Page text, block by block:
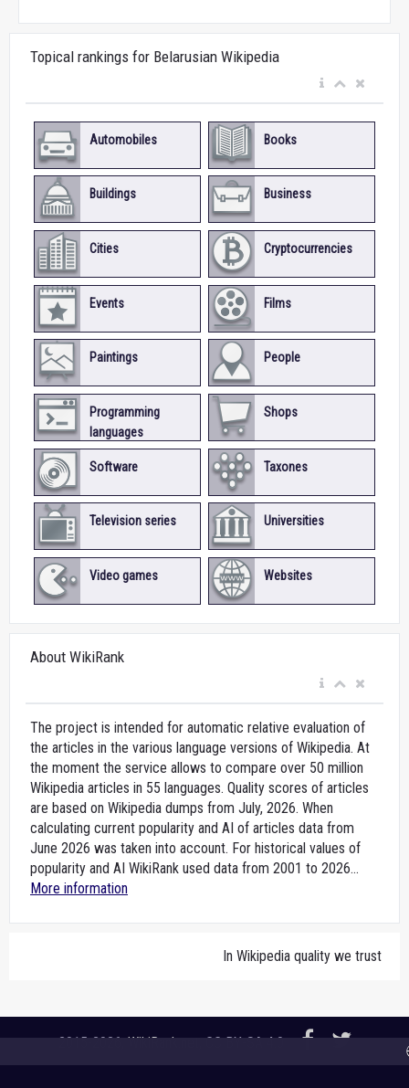
Topical rankings for Belarusian Wikipedia
Automobiles Books
Buildings Business
Cities Cryptocurrencies
Events Films
Paintings People
Programming
languages
Shops
Software Taxones
Television series Universities
Video games Websites
About WikiRank
The project is intended for automatic relative evaluation of
the articles in the various language versions of Wikipedia. At
the moment the service allows to compare over 50 million
Wikipedia articles in 55 languages. Quality scores of articles
are based on Wikipedia dumps from July, 2026. When
calculating current popularity and AI of articles data from
June 2026 was taken into account. For historical values of
popularity and AI WikiRank used data from 2001 to 2026...
More information
In Wikipedia quality we trust
2015-2026,WikiRank.net, CC BY-SA 4.0 🌐